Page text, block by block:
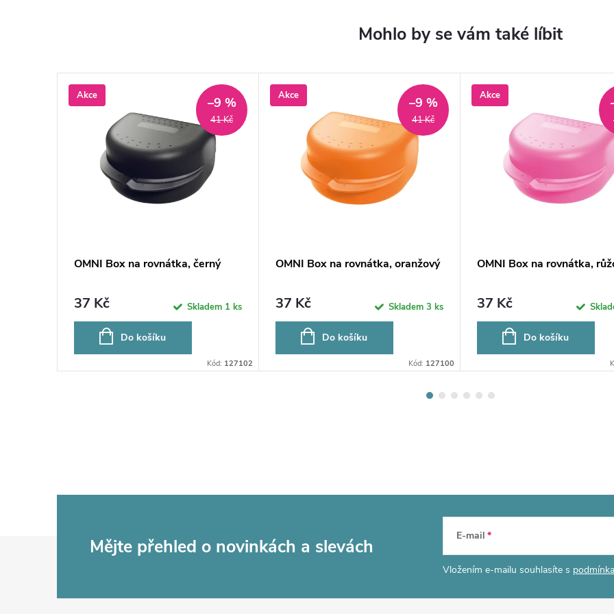
Akce
41 Kč
–9 %
OMNI Box na rovnátka, černý
37 Kč Skladem 1 ks
Do košíku
Kód: 127102
Akce
41 Kč
–9 %
OMNI Box na rovnátka, oranžový
37 Kč Skladem 3 ks
Do košíku
Kód: 127100
Akce
OMNI Box na rovnátka,
37 Kč
Do košíku
Mějte přehled o novinkách a slevách E-mail
Vložením e-mailu souhlasíte s